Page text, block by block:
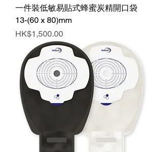
一件裝低敏易貼式蜂蜜炭精開口袋
13-(60 x 80)mm
價格
HK$1,500.00